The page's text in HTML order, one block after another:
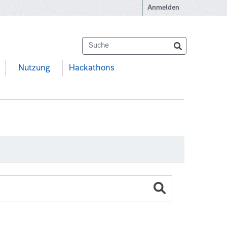
Anmelden
Nutzung Hackathons